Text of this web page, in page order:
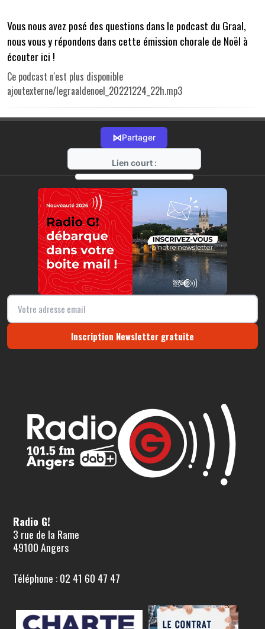
Vous nous avez posé des questions dans le podcast du Graal,
nous vous y répondons dans cette émission chorale de Noël à
écouter ici !
Ce podcast n'est plus disponible
ajoutexterne/legraaldenoel_20221224_22h.mp3
⋈Partager
Lien court :
https://radio-g.fr?r307
⧉
Inscription Newsletter gratuite
Radio G!
3 rue de la Rame
49100 Angers
Téléphone : 02 41 60 47 47